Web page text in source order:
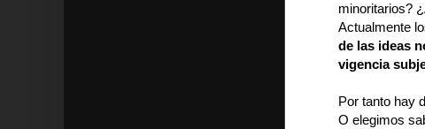
minoritarios?
Actualmente
de las ideas
vigencia
Por tanto hay
O elegimos